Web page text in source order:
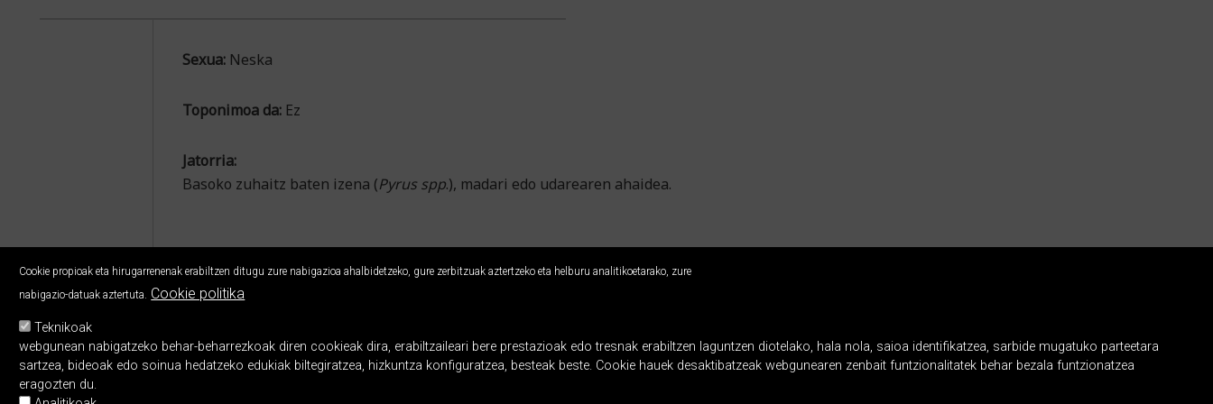
Sexua: Neska
Toponimoa da: Ez
Jatorria:
Basoko zuhaitz baten izena (Pyrus spp.), madari edo udarearen ahaidea.
Cookie propioak eta hirugarrenenak erabiltzen ditugu zure nabigazioa ahalbidetzeko, gure zerbitzuak aztertzeko eta helburu analitikoetarako, zure
nabigazio-datuak aztertuta.
Cookie politika
Teknikoak
webgunean nabigatzeko behar-beharrezkoak diren cookieak dira, erabiltzaileari bere prestazioak edo tresnak erabiltzen laguntzen diotelako, hala nola, saioa identifikatzea, sarbide mugatuko parteetara
sartzea, bideoak edo soinua hedatzeko edukiak biltegiratzea, hizkuntza konfiguratzea, besteak beste. Cookie hauek desaktibatzeak webgunearen zenbait funtzionalitatek behar bezala funtzionatzea
eragozten du.